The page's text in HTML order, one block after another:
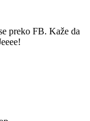
preko FB. Kaže da